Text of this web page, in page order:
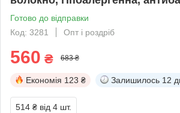
Готово до відправки
Код: 3281
Опт і роздріб
560 ₴ 683 ₴
Економія 123 ₴ Залишилось 12
514 ₴ від 4 шт.